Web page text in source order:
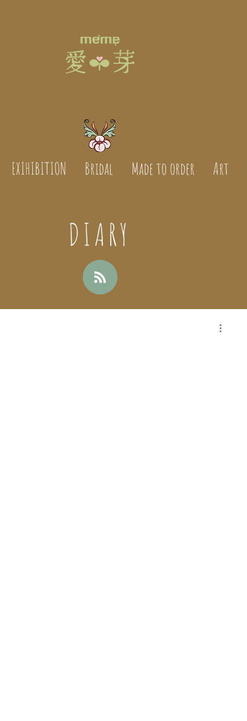
EXIHIBITION Bridal Made to order Art
DIARY